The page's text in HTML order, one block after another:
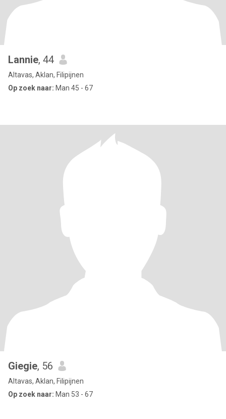
Lannie, 44
Altavas, Aklan, Filipijnen
Op zoek naar: Man 45 - 67
Giegie, 56
Altavas, Aklan, Filipijnen
Op zoek naar: Man 53 - 67